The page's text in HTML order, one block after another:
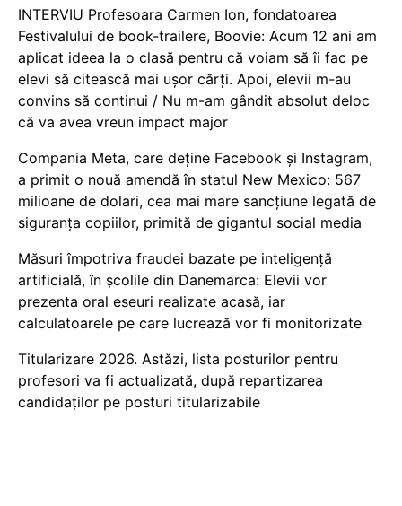
INTERVIU Profesoara Carmen Ion, fondatoarea
Festivalului de book-trailere, Boovie: Acum 12 ani am
aplicat ideea la o clasă pentru că voiam să îi fac pe
elevi să citească mai ușor cărți. Apoi, elevii m-au
convins să continui / Nu m-am gândit absolut deloc
că va avea vreun impact major
Compania Meta, care deține Facebook și Instagram,
a primit o nouă amendă în statul New Mexico: 567
milioane de dolari, cea mai mare sancțiune legată de
siguranța copiilor, primită de gigantul social media
Măsuri împotriva fraudei bazate pe inteligență
artificială, în școlile din Danemarca: Elevii vor
prezenta oral eseuri realizate acasă, iar
calculatoarele pe care lucrează vor fi monitorizate
Titularizare 2026. Astăzi, lista posturilor pentru
profesori va fi actualizată, după repartizarea
candidaților pe posturi titularizabile